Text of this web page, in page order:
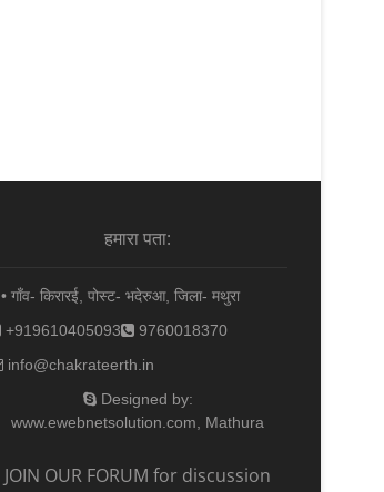
हमारा पता:
• गाँव- किरारई, पोस्ट- भदेरुआ, जिला- मथुरा
+919610405093
9760018370
info@chakrateerth.in
Designed by:
www.ewebnetsolution.com, Mathura
JOIN OUR FORUM for discussion